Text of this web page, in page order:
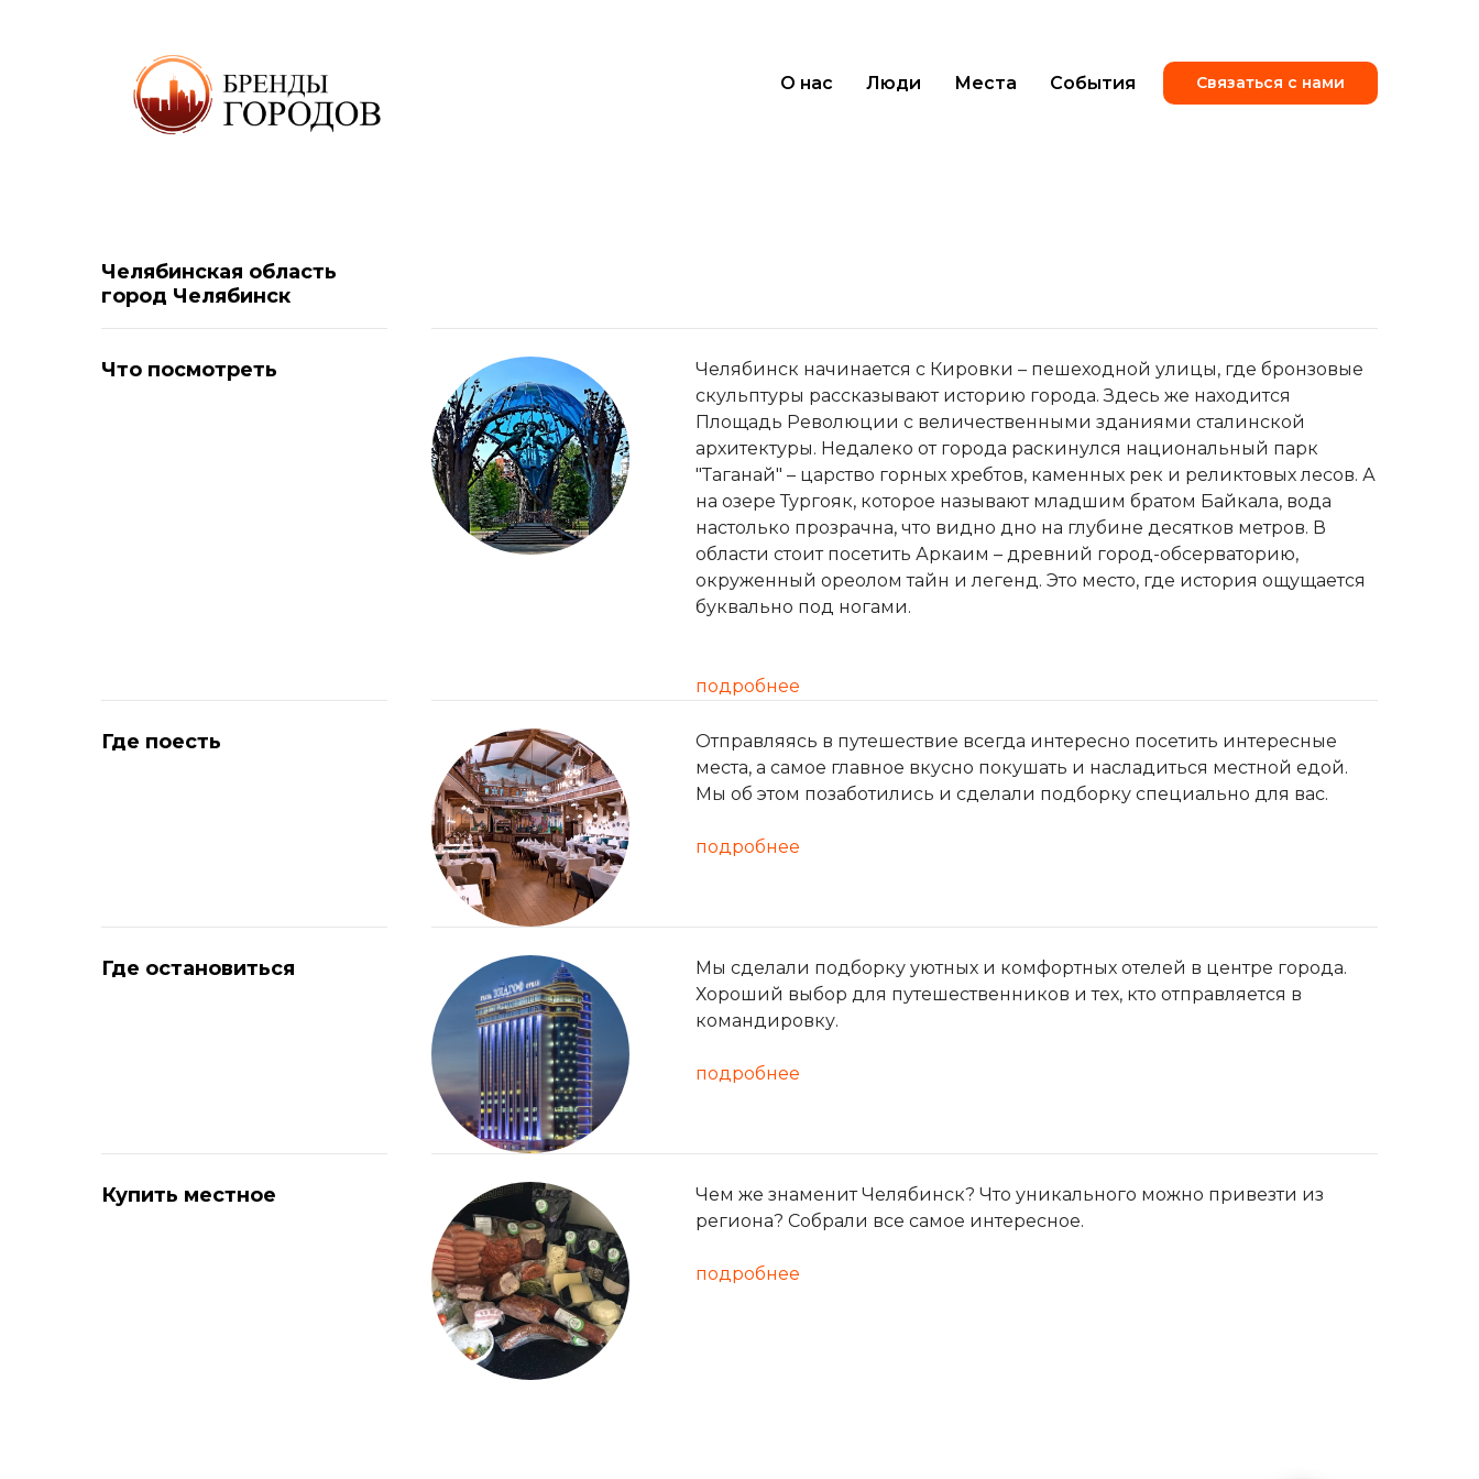
О нас Люди Места События Связаться с нами
Челябинская область
город Челябинск
Что посмотреть
Челябинск начинается с Кировки – пешеходной улицы, где бронзовые
скульптуры рассказывают историю города. Здесь же находится
Площадь Революции с величественными зданиями сталинской
архитектуры. Недалеко от города раскинулся национальный парк
"Таганай" – царство горных хребтов, каменных рек и реликтовых лесов. А
на озере Тургояк, которое называют младшим братом Байкала, вода
настолько прозрачна, что видно дно на глубине десятков метров. В
области стоит посетить Аркаим – древний город-обсерваторию,
окруженный ореолом тайн и легенд. Это место, где история ощущается
буквально под ногами.
подробнее
Где поесть
Отправляясь в путешествие всегда интересно посетить интересные
места, а самое главное вкусно покушать и насладиться местной едой.
Мы об этом позаботились и сделали подборку специально для вас.
подробнее
Где остановиться
Мы сделали подборку уютных и комфортных отелей в центре города.
Хороший выбор для путешественников и тех, кто отправляется в
командировку.
подробнее
Купить местное
Чем же знаменит Челябинск? Что уникального можно привезти из
региона? Собрали все самое интересное.
подробнее